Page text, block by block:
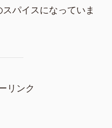
パイスになっていま
リンク